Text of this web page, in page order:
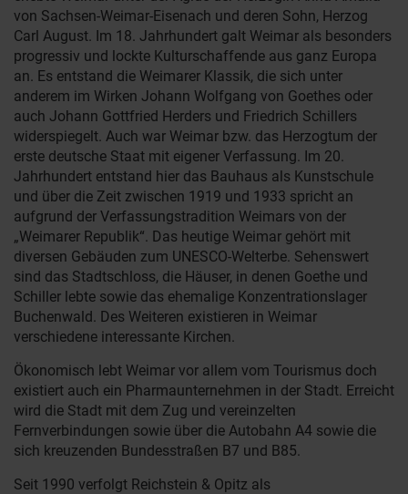
von Sachsen-Weimar-Eisenach und deren Sohn, Herzog
Carl August. Im 18. Jahrhundert galt Weimar als besonders
progressiv und lockte Kulturschaffende aus ganz Europa
an. Es entstand die Weimarer Klassik, die sich unter
anderem im Wirken Johann Wolfgang von Goethes oder
auch Johann Gottfried Herders und Friedrich Schillers
widerspiegelt. Auch war Weimar bzw. das Herzogtum der
erste deutsche Staat mit eigener Verfassung. Im 20.
Jahrhundert entstand hier das Bauhaus als Kunstschule
und über die Zeit zwischen 1919 und 1933 spricht an
aufgrund der Verfassungstradition Weimars von der
„Weimarer Republik“. Das heutige Weimar gehört mit
diversen Gebäuden zum UNESCO-Welterbe. Sehenswert
sind das Stadtschloss, die Häuser, in denen Goethe und
Schiller lebte sowie das ehemalige Konzentrationslager
Buchenwald. Des Weiteren existieren in Weimar
verschiedene interessante Kirchen.
Ökonomisch lebt Weimar vor allem vom Tourismus doch
existiert auch ein Pharmaunternehmen in der Stadt. Erreicht
wird die Stadt mit dem Zug und vereinzelten
Fernverbindungen sowie über die Autobahn A4 sowie die
sich kreuzenden Bundesstraßen B7 und B85.
Seit 1990 verfolgt Reichstein & Opitz als